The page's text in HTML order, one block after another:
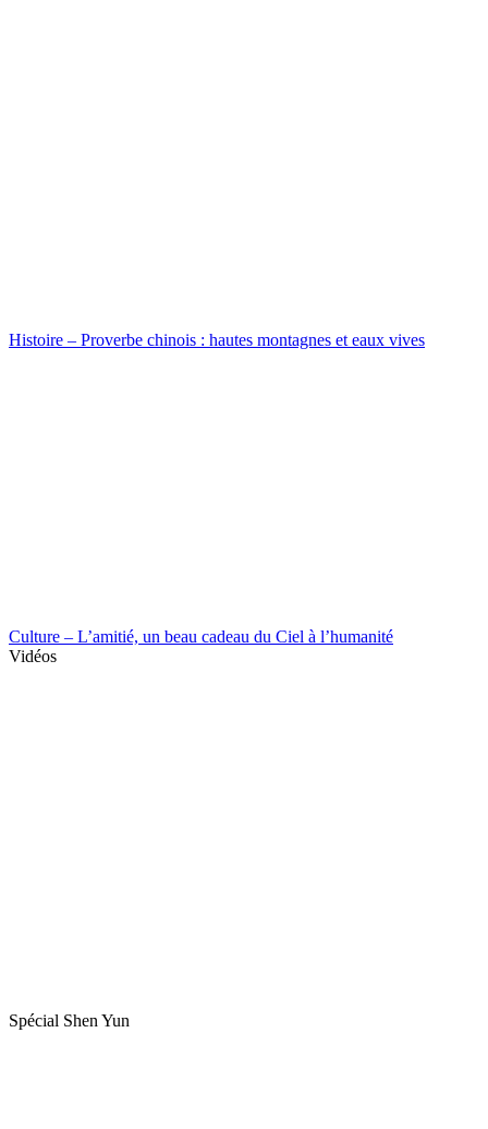
Histoire – Proverbe chinois : hautes montagnes et eaux vives
Culture – L’amitié, un beau cadeau du Ciel à l’humanité
Vidéos
Spécial Shen Yun